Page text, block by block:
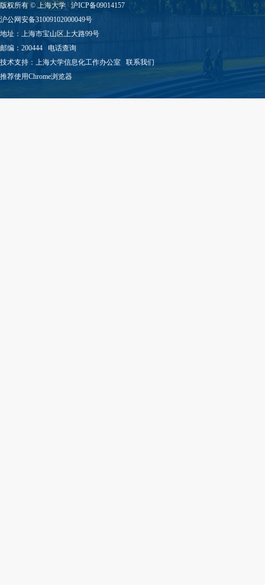
版权所有 ©上海大学
沪ICP备09014157
沪公网安备31009102000049号
地址：上海市宝山区上大路99号
邮编：200444 电话查询
技术支持： 上海大学信息化工作办公室 联系我们
推荐使用Chrome浏览器